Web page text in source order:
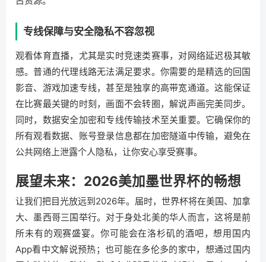
专线保障与安全隐私不容忽视
观看体育直播，尤其是实时竞速类赛事，对网络延迟极其敏
感。普通的代理线路无法满足要求。你需要的是精选的回国
影音、游戏加速专线，甚至是独享的高带宽通道。这能保证
在比赛最关键的时刻，画面不会转圈，解说声画完美同步。
同时，数据安全加密和专线传输技术至关重要。它确保你的
所有观看数据、账号登录信息都在加密隧道中传输，避免在
公共网络上泄露个人隐私，让你安心享受赛事。
展望未来：2026美加墨世界杯的畅想
让我们把目光放远到2026年。届时，世界杯将在美国、加拿
大、墨西哥三国举行。对于身处北美的华人而言，这将是前
所未有的观赛盛宴。你可能会在洛杉矶的酒吧，想用国内
App看中文解说预热；也可能在多伦多的家中，想通过国内